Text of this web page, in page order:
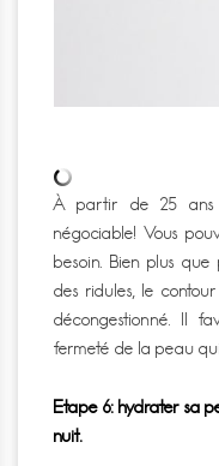
À partir de 25 ans
négociable!Vous
besoin.Bien plus
des ridules, le
décongestionné.Il
fermeté de la peau
Etape 6: hydrater sa
nuit.